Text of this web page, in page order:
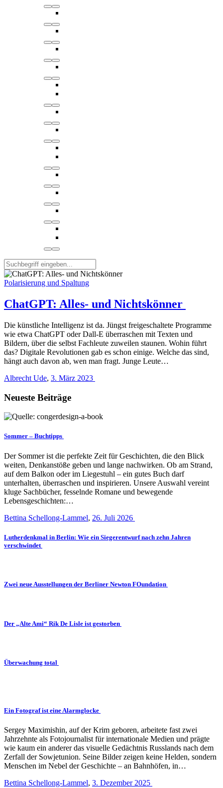
Polarisierung und Spaltung
ChatGPT: Alles- und Nichtskönner
Die künstliche Intelligenz ist da. Jüngst freigeschaltete Programme
wie etwa ChatGPT oder Dall-E überraschen mit Texten und
Bildern, über die selbst Fachleute zuweilen staunen. Wohin führt
das? Digitale Revolutionen gab es schon einige. Welche das sind,
hängt auch davon ab, wen man fragt. Junge Leute…
Albrecht Ude, 3. März 2023
Neueste Beiträge
Sommer – Buchtipps
Der Sommer ist die perfekte Zeit für Geschichten, die den Blick
weiten, Denkanstöße geben und lange nachwirken. Ob am Strand,
auf dem Balkon oder im Liegestuhl – ein gutes Buch darf
unterhalten, überraschen und inspirieren. Unsere Auswahl vereint
kluge Sachbücher, fesselnde Romane und bewegende
Lebensgeschichten:…
Bettina Schellong-Lammel, 26. Juli 2026
Lutherdenkmal in Berlin: Wie ein Siegerentwurf nach zehn Jahren
verschwindet
Zwei neue Ausstellungen der Berliner Newton FOundation
Der „Alte Ami“ Rik De Lisle ist gestorben
Überwachung total
Ein Fotograf ist eine Alarmglocke
Sergey Maximishin, auf der Krim geboren, arbeitete fast zwei
Jahrzehnte als Fotojournalist für internationale Medien und prägte
wie kaum ein anderer das visuelle Gedächtnis Russlands nach dem
Zerfall der Sowjetunion. Seine Bilder zeigen keine Helden, sondern
Menschen im Nebel der Geschichte – an Bahnhöfen, in…
Bettina Schellong-Lammel, 3. Dezember 2025